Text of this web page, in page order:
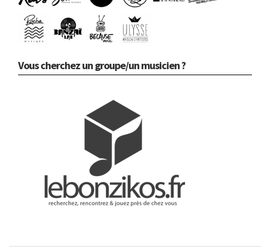
Vous cherchez un groupe/un musicien ?